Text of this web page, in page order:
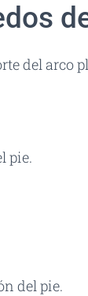
del arco
pie.
del pie.